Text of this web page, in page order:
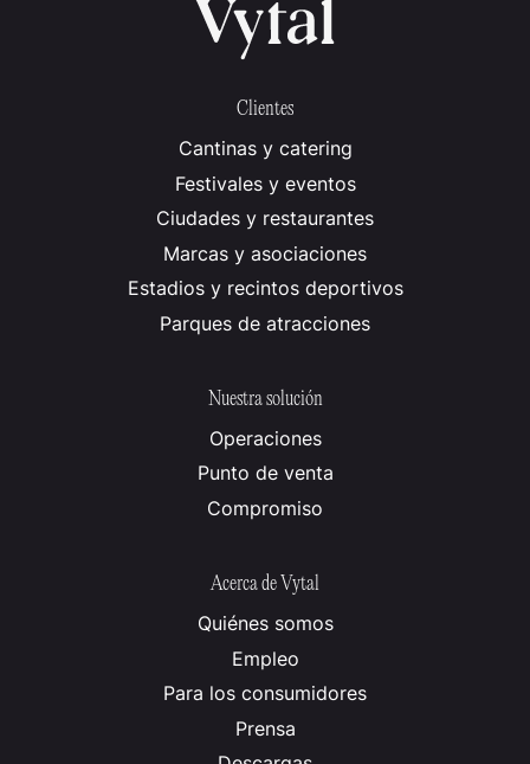
Clientes
Cantinas y catering
Festivales y eventos
Ciudades y restaurantes
Marcas y asociaciones
Estadios y recintos deportivos
Parques de atracciones
Nuestra solución
Operaciones
Punto de venta
Compromiso
Acerca de Vytal
Quiénes somos
Empleo
Para los consumidores
Prensa